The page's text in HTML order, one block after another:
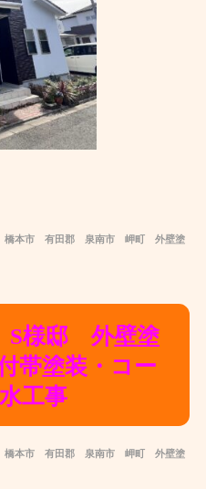
橋本市 有田郡 泉南市 岬町 外壁塗
S様邸 外壁塗
帯塗装・コー
工事
橋本市 有田郡 泉南市 岬町 外壁塗